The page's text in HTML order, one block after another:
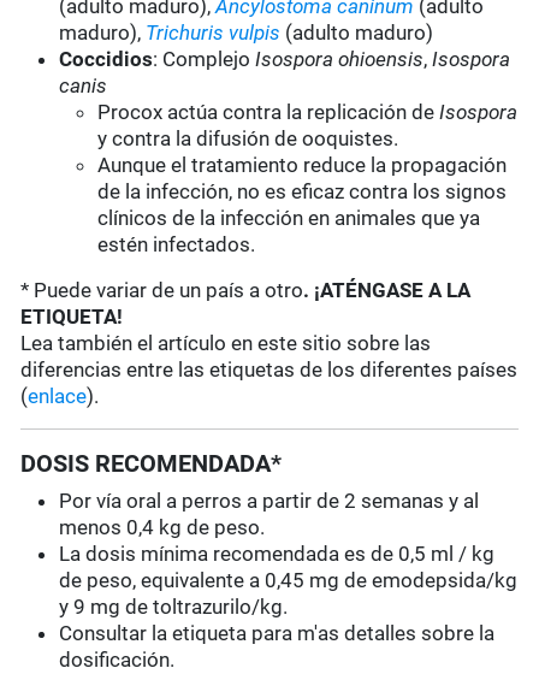
(adulto maduro),Ancylostoma caninum (adulto
maduro), Trichuris vulpis (adulto maduro)
Coccidios: ComplejoIsospora ohioensis,Isospora
canis
Procox actúa contra la replicación deIsospora
y contra la difusión de ooquistes.
Aunque el tratamiento reduce la propagación
de la infección, no es eficaz contra los signos
clínicos de la infección en animales que ya
estén infectados.
* Puede variar de un país a otro. ¡ATÉNGASE A LA
ETIQUETA!
Lea también el artículo en este sitio sobre las
diferencias entre las etiquetas de los diferentes países
(enlace).
DOSIS RECOMENDADA*
Por vía oral a perros a partir de 2 semanas y al
menos 0,4 kg de peso.
La dosis mínima recomendada es de 0,5 ml / kg
de peso, equivalente a 0,45 mg de emodepsida/kg
y 9 mg de toltrazurilo/kg.
Consultar la etiqueta para m'as detalles sobre la
dosificación.